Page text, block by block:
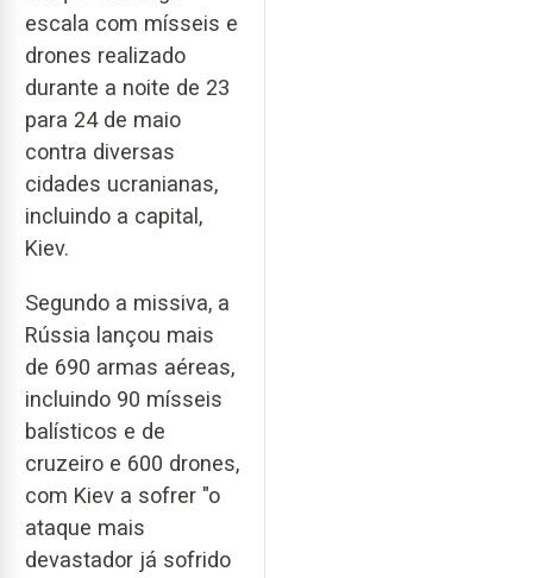
escala com mísseis e
drones realizado
durante a noite de 23
para 24 de maio
contra diversas
cidades ucranianas,
incluindo a capital,
Kiev.
Segundo a missiva, a
Rússia lançou mais
de 690 armas aéreas,
incluindo 90 mísseis
balísticos e de
cruzeiro e 600 drones,
com Kiev a sofrer "o
ataque mais
devastador já sofrido